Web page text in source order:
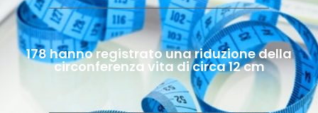
178 hanno registrato una riduzione della
circonferenza vita di circa 12 cm